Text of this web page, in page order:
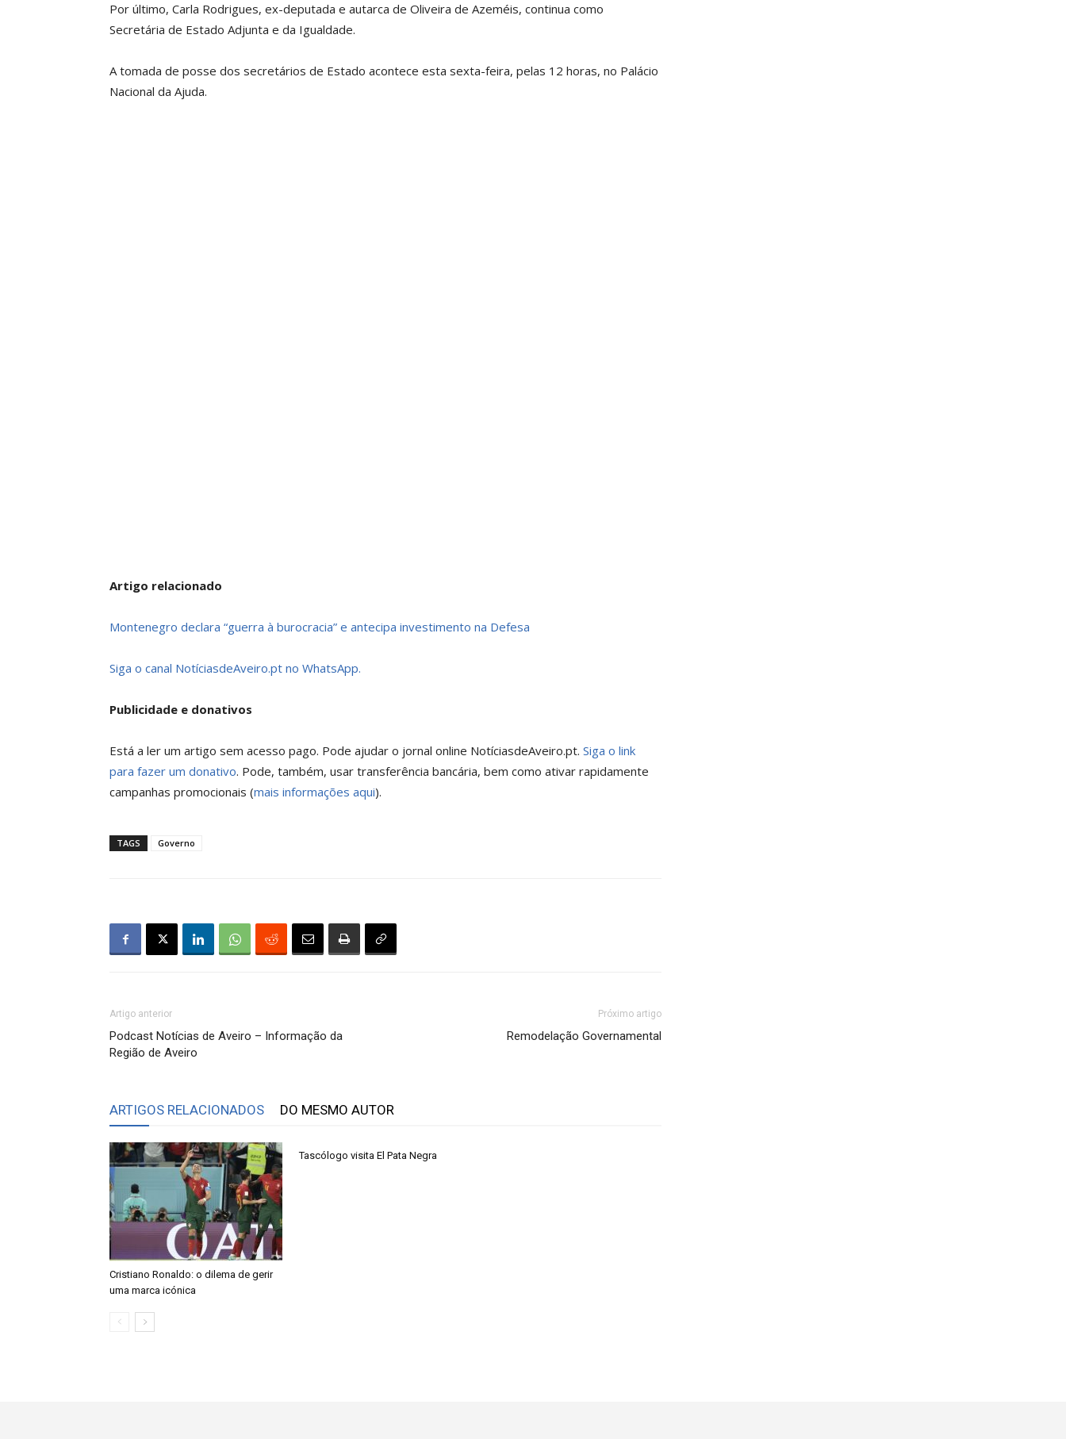
Por último, Carla Rodrigues, ex-deputada e autarca de Oliveira de Azeméis, continua como
Secretária de Estado Adjunta e da Igualdade.
A tomada de posse dos secretários de Estado acontece esta sexta-feira, pelas 12 horas, no Palácio
Nacional da Ajuda.
Artigo relacionado
Montenegro declara “guerra à burocracia” e antecipa investimento na Defesa
Siga o canal NotíciasdeAveiro.pt no WhatsApp.
Publicidade e donativos
Está a ler um artigo sem acesso pago. Pode ajudar o jornal online NotíciasdeAveiro.pt. Siga o link
para fazer um donativo. Pode, também, usar transferência bancária, bem como ativar rapidamente
campanhas promocionais (mais informações aqui).
TAGS Governo
Artigo anterior
Podcast Notícias de Aveiro – Informação da
Região de Aveiro
Próximo artigo
Remodelação Governamental
ARTIGOS RELACIONADOS DO MESMO AUTOR
Cristiano Ronaldo: o dilema de gerir
uma marca icónica
Tascólogo visita El Pata Negra